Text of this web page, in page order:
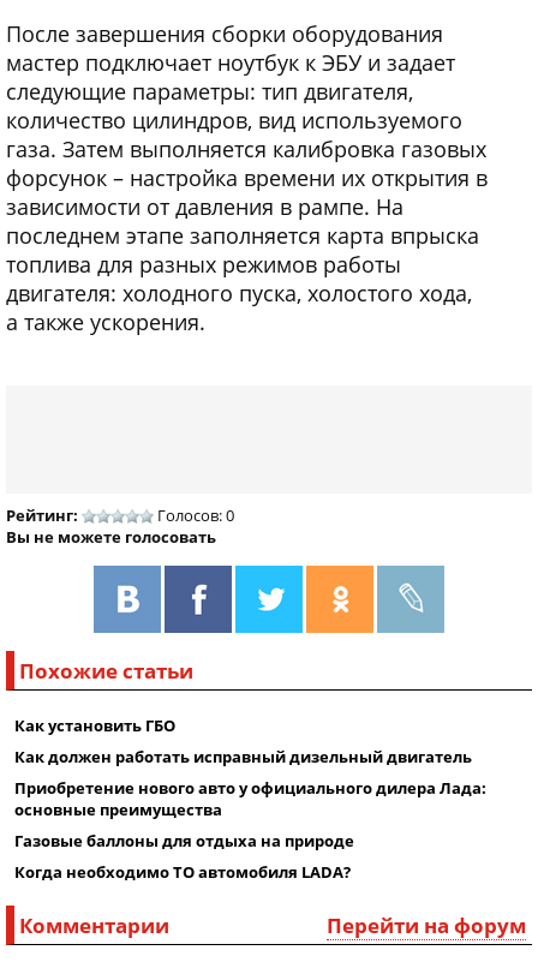
После завершения сборки оборудования
мастер подключает ноутбук к ЭБУ и задает
следующие параметры: тип двигателя,
количество цилиндров, вид используемого
газа. Затем выполняется калибровка газовых
форсунок – настройка времени их открытия в
зависимости от давления в рампе. На
последнем этапе заполняется карта впрыска
топлива для разных режимов работы
двигателя: холодного пуска, холостого хода,
а также ускорения.
Рейтинг:
Голосов: 0
Вы не можете голосовать
Похожие статьи
Как установить ГБО
Как должен работать исправный дизельный двигатель
Приобретение нового авто у официального дилера Лада:
основные преимущества
Газовые баллоны для отдыха на природе
Когда необходимо ТО автомобиля LADA?
Перейти на форум
Комментарии